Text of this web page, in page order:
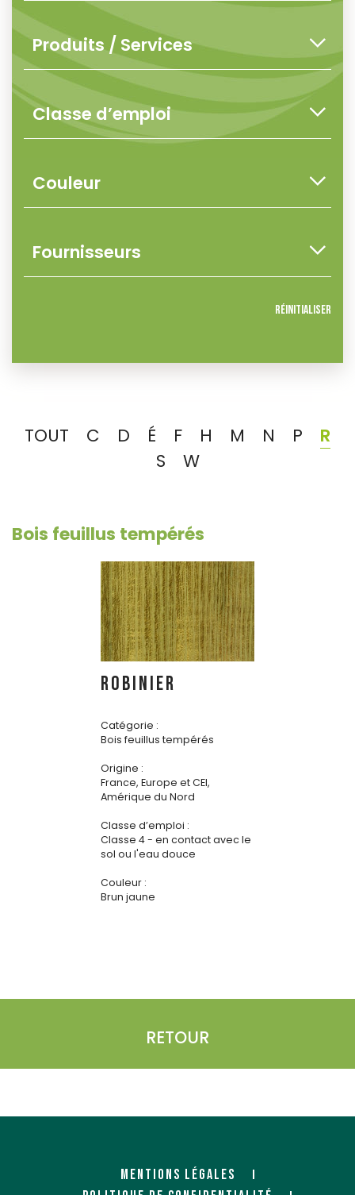
Réinitialiser
TOUT C D É F H M N P
R
S
W
Bois feuillus tempérés
ROBINIER
Catégorie :
Bois feuillus tempérés
Origine :
France, Europe et CEI,
Amérique du Nord
Classe d’emploi :
Classe 4 - en contact avec le
sol ou l'eau douce
Couleur :
Brun jaune
RETOUR
MENTIONS LÉGALES